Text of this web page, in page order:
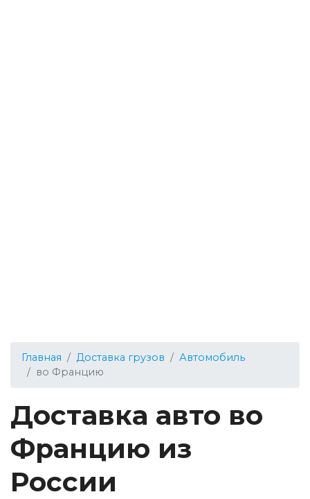
Главная Доставка грузов
Автомобиль
во Францию
Доставка авто во
Францию из
России